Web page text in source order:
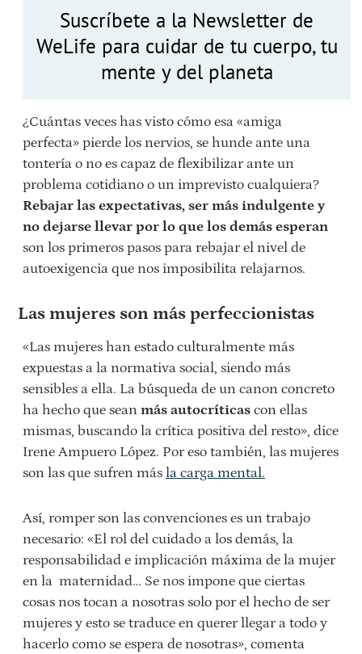
Suscríbete a la Newsletter de
WeLife para cuidar de tu cuerpo, tu
mente y del planeta
¿Cuántas veces has visto cómo esa «amiga
perfecta» pierde los nervios, se hunde ante una
tontería o no es capaz de flexibilizar ante un
problema cotidiano o un imprevisto cualquiera?
Rebajar las expectativas, ser más indulgente y
no dejarse llevar por lo que los demás esperan
son los primeros pasos para rebajar el nivel de
autoexigencia que nos imposibilita relajarnos.
Las mujeres son más perfeccionistas
«Las mujeres han estado culturalmente más
expuestas a la normativa social, siendo más
sensibles a ella. La búsqueda de un canon concreto
ha hecho que sean más autocríticas con ellas
mismas, buscando la crítica positiva del resto», dice
Irene Ampuero López. Por eso también, las mujeres
son las que sufren más la carga mental.
Así, romper son las convenciones es un trabajo
necesario: «El rol del cuidado a los demás, la
responsabilidad e implicación máxima de la mujer
en la maternidad… Se nos impone que ciertas
cosas nos tocan a nosotras solo por el hecho de ser
mujeres y esto se traduce en querer llegar a todo y
hacerlo como se espera de nosotras», comenta